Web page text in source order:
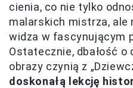
cienia, co nie tylko
malarskich mistrza, ale
widza w fascynującym
Ostatecznie, dbałość
obrazy czynią z
doskonałą lekcję